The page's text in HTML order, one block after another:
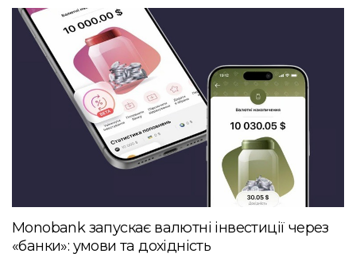
Monobank запускає валютні інвестиції через
«банки»: умови та дохідність